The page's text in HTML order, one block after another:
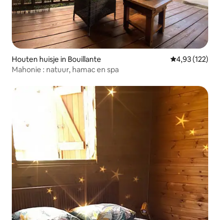
Houten huisje in Bouillante Gemiddelde
4,93 (122)
Mahonie : natuur, hamac en spa